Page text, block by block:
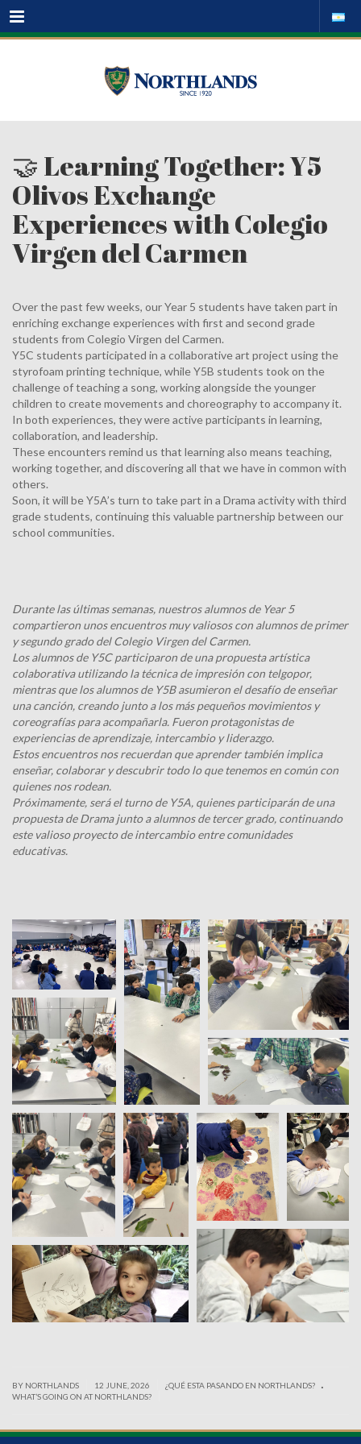
Menu
🤝 Learning Together: Y5
Olivos Exchange
Experiences with Colegio
Virgen del Carmen
Over the past few weeks, our Year 5 students have taken part in
enriching exchange experiences with first and second grade
students from Colegio Virgen del Carmen.
Y5C students participated in a collaborative art project using the
styrofoam printing technique, while Y5B students took on the
challenge of teaching a song, working alongside the younger
children to create movements and choreography to accompany it.
In both experiences, they were active participants in learning,
collaboration, and leadership.
These encounters remind us that learning also means teaching,
working together, and discovering all that we have in common with
others.
Soon, it will be Y5A’s turn to take part in a Drama activity with third
grade students, continuing this valuable partnership between our
school communities.
Durante las últimas semanas, nuestros alumnos de Year 5
compartieron unos encuentros muy valiosos con alumnos de primer
y segundo grado del Colegio Virgen del Carmen.
Los alumnos de Y5C participaron de una propuesta artística
colaborativa utilizando la técnica de impresión con telgopor,
mientras que los alumnos de Y5B asumieron el desafío de enseñar
una canción, creando junto a los más pequeños movimientos y
coreografías para acompañarla. Fueron protagonistas de
experiencias de aprendizaje, intercambio y liderazgo.
Estos encuentros nos recuerdan que aprender también implica
enseñar, colaborar y descubrir todo lo que tenemos en común con
quienes nos rodean.
Próximamente, será el turno de Y5A, quienes participarán de una
propuesta de Drama junto a alumnos de tercer grado, continuando
este valioso proyecto de intercambio entre comunidades
educativas.
BY NORTHLANDS 12 JUNE, 2026 ¿QUÉ ESTA PASANDO EN NORTHLANDS? .
WHAT’S GOING ON AT NORTHLANDS?